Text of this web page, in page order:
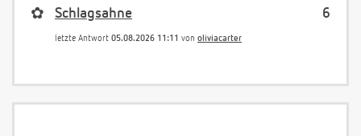
6
✿ Schlagsahne
letzte Antwort 05.08.2026 11:11 von oliviacarter